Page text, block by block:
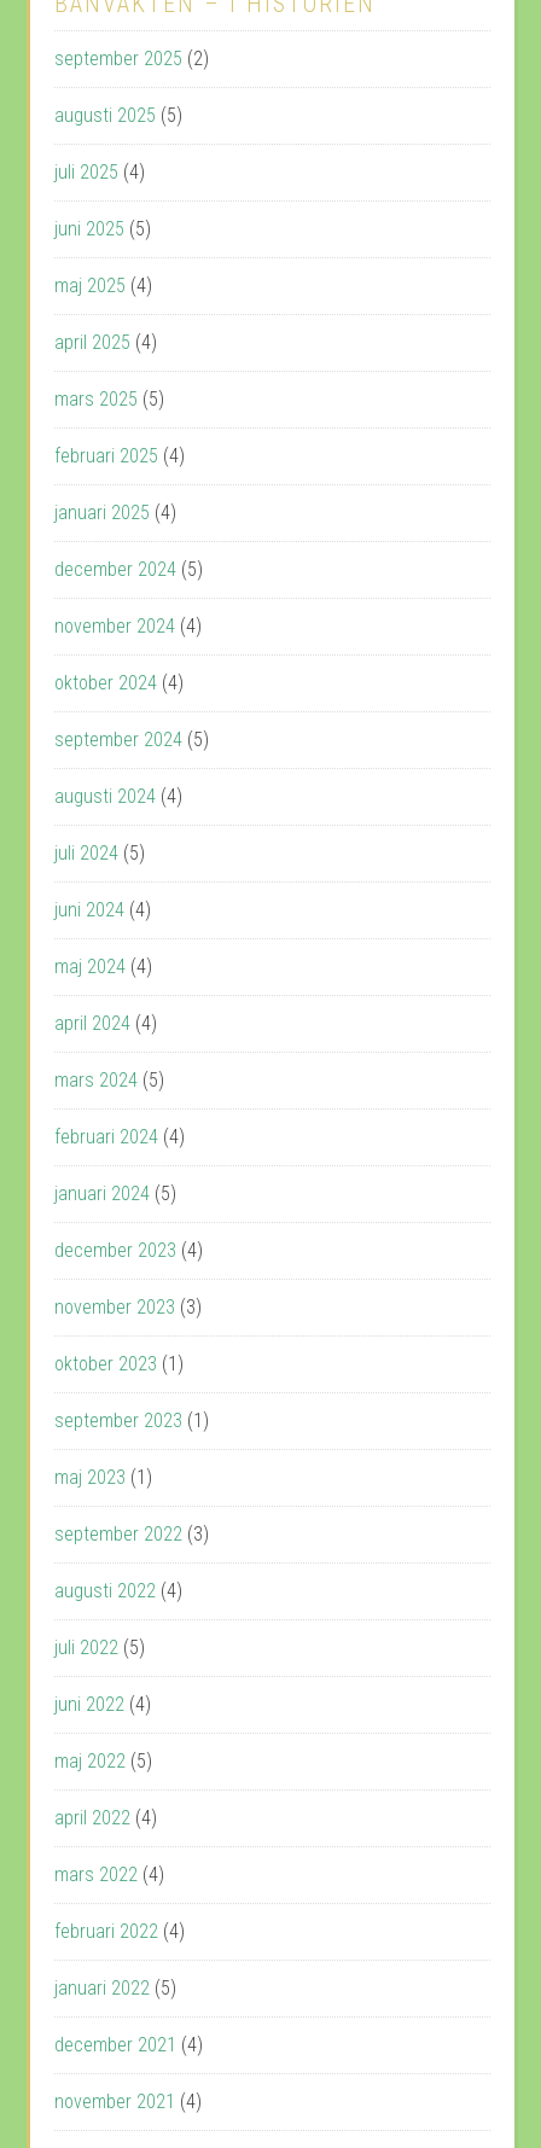
september 2025 (2)
augusti 2025 (5)
juli 2025 (4)
juni 2025 (5)
maj 2025 (4)
april 2025 (4)
mars 2025 (5)
februari 2025 (4)
januari 2025 (4)
december 2024 (5)
november 2024 (4)
oktober 2024 (4)
september 2024 (5)
augusti 2024 (4)
juli 2024 (5)
juni 2024 (4)
maj 2024 (4)
april 2024 (4)
mars 2024 (5)
februari 2024 (4)
januari 2024 (5)
december 2023 (4)
november 2023 (3)
oktober 2023 (1)
september 2023 (1)
maj 2023 (1)
september 2022 (3)
augusti 2022 (4)
juli 2022 (5)
juni 2022 (4)
maj 2022 (5)
april 2022 (4)
mars 2022 (4)
februari 2022 (4)
januari 2022 (5)
december 2021 (4)
november 2021 (4)